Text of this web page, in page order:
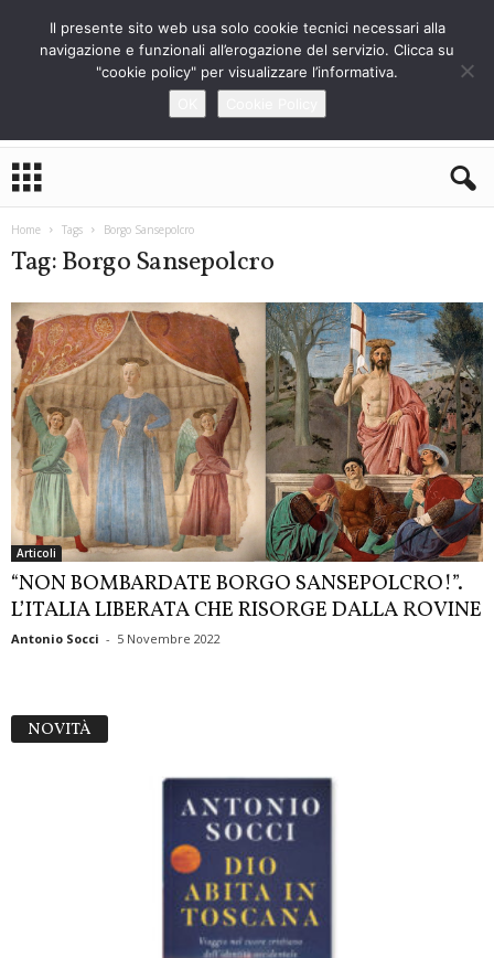
S
Home Tags Borgo Sansepolcro
Tag: Borgo Sansepolcro
Articoli
“NON BOMBARDATE BORGO SANSEPOLCRO!”.
L’ITALIA LIBERATA CHE RISORGE DALLA ROVINE
Antonio Socci - 5 Novembre 2022
NOVITÀ
Il presente sito web usa solo cookie tecnici necessari alla
navigazione e funzionali all’erogazione del servizio. Clicca su
"cookie policy" per visualizzare l’informativa.